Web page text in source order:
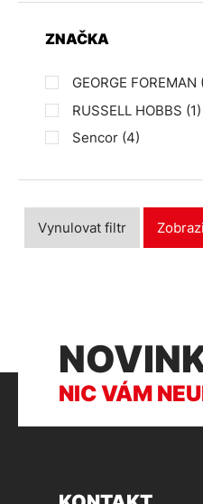
ZNAČKA
GEORGE FOREMAN
RUSSELL HOBBS (1)
Sencor (4)
Vynulovat filtr
NIC VÁM